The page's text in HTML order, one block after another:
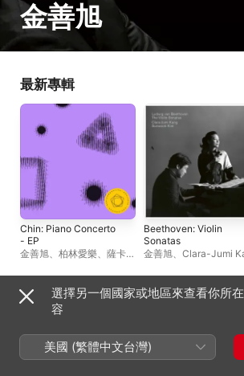
金善旭
最新專輯
Chin: Piano Concerto
- EP
金善旭、 柏林愛樂、 薩卡利
Beethoven: Violin
Sonatas
金善旭、 Clara-Jumi
單曲與 EP
選擇另一個國家或地區來查看你所
容
美國 (繁體中文台灣)